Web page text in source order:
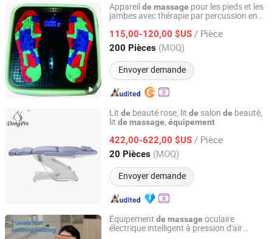
Appareilde massage pour les pieds et les
jambes avec thérapie par percussion en
infrarouge et magnétothérapie
115,00-120,00 $US / Pièce
200 Pièces (MOQ)
Envoyer demande
Xiamen Morrow Sun Technology Co., Ltd.
Fujian, China Depuis 2021
Lit de beauté rose, lit de salon de beauté,
lit de massage, équipement
422,00-622,00 $US / Pièce
20 Pièces (MOQ)
Envoyer demande
Dongpin Beauty & Medical Co., Ltd.
Guangdong, China Depuis 2019
Équipement de massage oculaire
électrique intelligent à pression d'air
Taizhou Kaisum Fitness Equipment Co., Ltd.